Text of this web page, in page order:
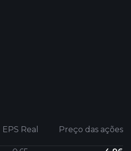
EPS Real Preço das ações